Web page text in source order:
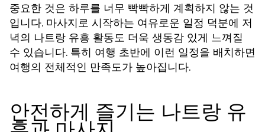
중요한 것은 하루를 너무 빡빡하게 계획하지 않는 것
입니다. 마사지로 시작하는 여유로운 일정 덕분에 저
녁의 나트랑 유흥 활동도 더욱 생동감 있게 느껴질
수 있습니다. 특히 여행 초반에 이런 일정을 배치하면
여행의 전체적인 만족도가 높아집니다.
안전하게 즐기는 나트랑 유